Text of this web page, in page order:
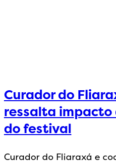
Curador do
ressalta impacto
do festival
Curador do Fliaraxá e